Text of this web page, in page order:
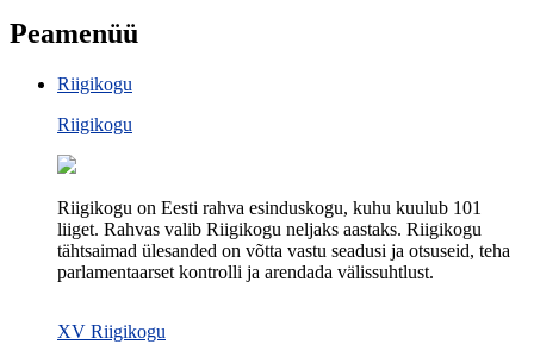
Peamenüü
Riigikogu
Riigikogu
Riigikogu on Eesti rahva esinduskogu, kuhu kuulub 101
liiget. Rahvas valib Riigikogu neljaks aastaks. Riigikogu
tähtsaimad ülesanded on võtta vastu seadusi ja otsuseid, teha
parlamentaarset kontrolli ja arendada välissuhtlust.
XV Riigikogu